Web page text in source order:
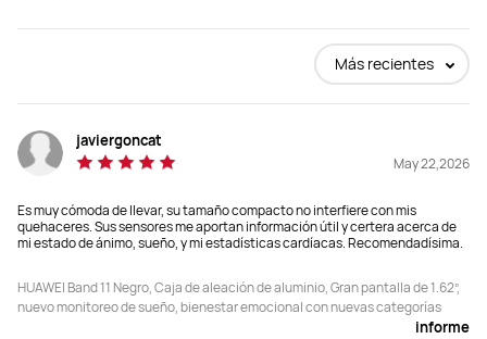
Resumen de siesta de
seguimiento del sueño
Asistente de Bienestar
√
VFC (en la aplicación de
frecuencia cardíaca)
seguimiento del sueño
Asistente de Bienestar
√
Más recientes
javiergoncat
May 22,2026
Es muy cómoda de llevar, su tamaño compacto no interfiere con mis
quehaceres. Sus sensores me aportan información útil y certera acerca de
mi estado de ánimo, sueño, y mi estadísticas cardíacas. Recomendadísima.
HUAWEI Band 11 Negro, Caja de aleación de aluminio, Gran pantalla de 1.62”,
nuevo monitoreo de sueño, bienestar emocional con nuevas categorías
informe